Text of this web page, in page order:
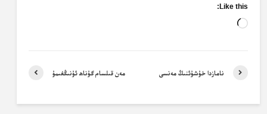
Like this:
Loading…
مەن قىلسام گۇناھ ئۇنىڭغىمۇ نامازدا خۇشۇئنىڭ مەنسى